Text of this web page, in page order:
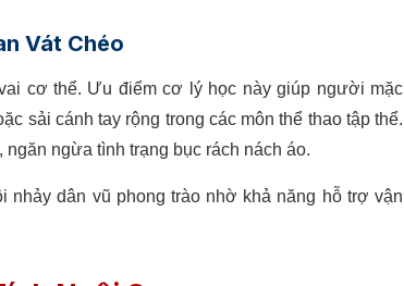
Vát Chéo
cơ thể. Ưu điểm cơ lý học này giúp người mặc
sải cánh tay rộng trong các môn thể thao tập thể.
ngừa tình trạng bục rách nách áo.
nhảy dân vũ phong trào nhờ khả năng hỗ trợ vận